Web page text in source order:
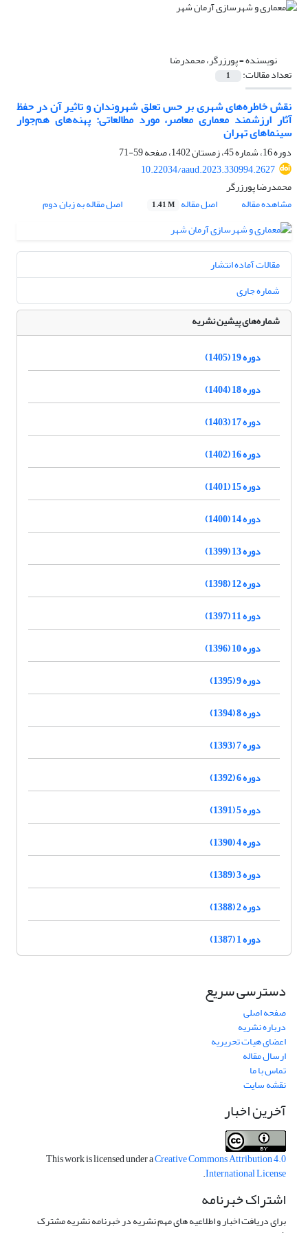
نویسنده =پورزرگر، محمدرضا
تعداد مقالات: 1
نقش خاطره‌های شهری بر حس تعلق شهروندان و تاثیر آن در حفظ
آثار ارزشمند معماری معاصر، مورد مطالعاتی: پهنه‌های هم‌جوار
سینماهای تهران
دوره 16، شماره 45، زمستان 1402، صفحه
59-71
10.22034/aaud.2023.330994.2627
محمدرضا پورزرگر
مشاهده مقاله
اصل مقاله 1.41 M اصل مقاله به زبان دوم
مقالات آماده انتشار
شماره جاری
شماره‌های پیشین نشریه
دوره 19 (1405)
دوره 18 (1404)
دوره 17 (1403)
دوره 16 (1402)
دوره 15 (1401)
دوره 14 (1400)
دوره 13 (1399)
دوره 12 (1398)
دوره 11 (1397)
دوره 10 (1396)
دوره 9 (1395)
دوره 8 (1394)
دوره 7 (1393)
دوره 6 (1392)
دوره 5 (1391)
دوره 4 (1390)
دوره 3 (1389)
دوره 2 (1388)
دوره 1 (1387)
دسترسی سریع
صفحه اصلی
درباره نشریه
اعضای هیات تحریریه
ارسال مقاله
تماس با ما
نقشه سایت
آخرین اخبار
This work is licensed under aCreative Commons Attribution 4.0
International License
.
اشتراک خبرنامه
برای دریافت اخبار و اطلاعیه های مهم نشریه در خبرنامه نشریه مشترک